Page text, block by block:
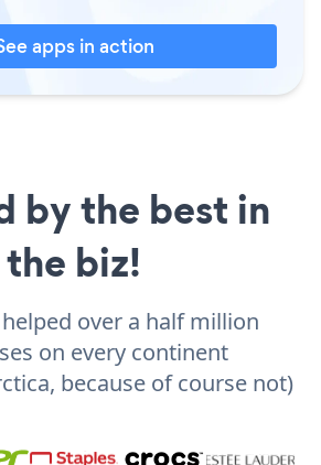
apps in action
by the best in
the biz!
helped over a half million
on every continent
because of course not)